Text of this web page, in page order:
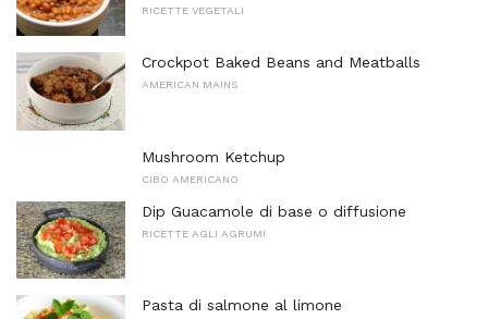
RICETTE VEGETALI
Crockpot Baked Beans and Meatballs
AMERICAN MAINS
Mushroom Ketchup
CIBO AMERICANO
Dip Guacamole di base o diffusione
RICETTE AGLI AGRUMI
Pasta di salmone al limone